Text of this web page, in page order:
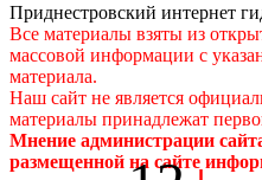
Приднестровский интернет
Все материалы взяты из
массовой информации с
материала.
Наш сайт не является
материалы принадлежат
Мнение администрации
размещенной на сайте